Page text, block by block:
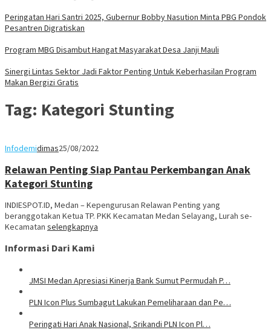
Peringatan Hari Santri 2025, Gubernur Bobby Nasution Minta PBG Pondok
Pesantren Digratiskan
Program MBG Disambut Hangat Masyarakat Desa Janji Mauli
Sinergi Lintas Sektor Jadi Faktor Penting Untuk Keberhasilan Program
Makan Bergizi Gratis
Tag: Kategori Stunting
Infodemidimas25/08/2022
Relawan Penting Siap Pantau Perkembangan Anak
Kategori Stunting
INDIESPOT.ID, Medan – Kepengurusan Relawan Penting yang
beranggotakan Ketua TP. PKK Kecamatan Medan Selayang, Lurah se-
Kecamatan selengkapnya
Informasi Dari Kami
JMSI Medan Apresiasi Kinerja Bank Sumut Permudah P…
PLN Icon Plus Sumbagut Lakukan Pemeliharaan dan Pe…
Peringati Hari Anak Nasional, Srikandi PLN Icon Pl…